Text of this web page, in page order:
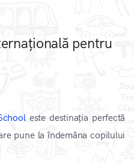
pentru
este destinația perfectă
pune la îndemâna copilului